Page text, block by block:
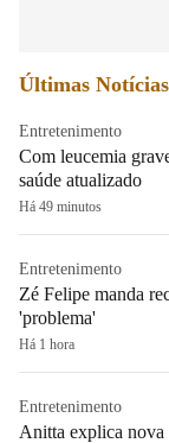
Últimas Notícias
Entretenimento
Com leucemia
saúde atualizado
Há 49 minutos
Entretenimento
Zé Felipe manda
'problema'
Há 1 hora
Entretenimento
Anitta explica nova